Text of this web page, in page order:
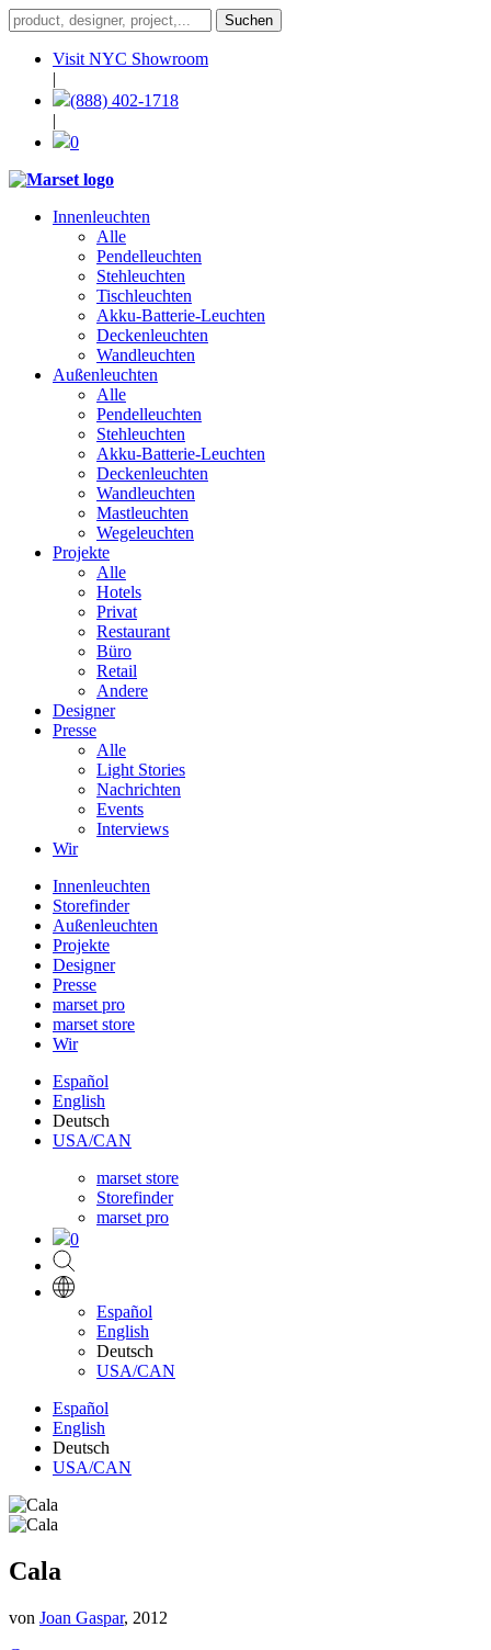
Visit NYC Showroom
|
(888) 402-1718
|
0
Innenleuchten
Alle
Pendelleuchten
Stehleuchten
Tischleuchten
Akku-Batterie-Leuchten
Deckenleuchten
Wandleuchten
Außenleuchten
Alle
Pendelleuchten
Stehleuchten
Akku-Batterie-Leuchten
Deckenleuchten
Wandleuchten
Mastleuchten
Wegeleuchten
Projekte
Alle
Hotels
Privat
Restaurant
Büro
Retail
Andere
Designer
Presse
Alle
Light Stories
Nachrichten
Events
Interviews
Wir
Innenleuchten
Storefinder
Außenleuchten
Projekte
Designer
Presse
marset pro
marset store
Wir
Español
English
Deutsch
USA/CAN
marset store
Storefinder
marset pro
0
Español
English
Deutsch
USA/CAN
Español
English
Deutsch
USA/CAN
Cala
von Joan Gaspar, 2012